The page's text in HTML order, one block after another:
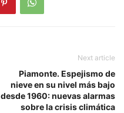
Next article
Piamonte. Espejismo de
nieve en su nivel más bajo
desde 1960: nuevas alarmas
sobre la crisis climática